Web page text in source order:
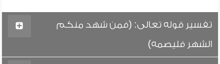
تفسير قوله تعالى: (فمن شهد منكم
الشهر فليصمه)